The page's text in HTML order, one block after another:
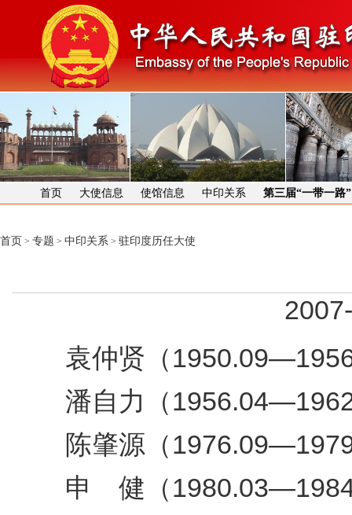
首页 大使信息 使馆信息 中印关系 第三届“一带一路
首页 > 专题 > 中印关系 > 驻印度历任大使
袁仲贤（
潘自力（
陈肇源（
申 健（